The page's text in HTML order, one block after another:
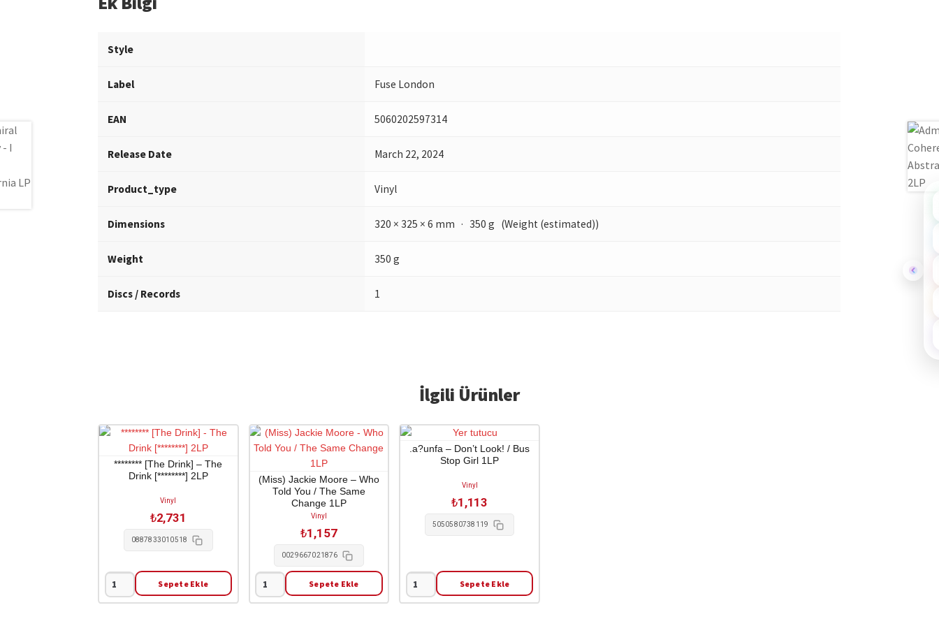
Style
Label Fuse London
EAN 5060202597314
Release Date March 22, 2024
Product_type Vinyl
Dimensions 320 × 325 × 6 mm · 350 g (Weight (estimated))
Weight 350 g
Discs / Records 1
İlgili Ürünler
******** [The Drink] – The
Drink [********] 2LP
Vinyl
₺2,731
0887833010518
********
[The
Sepete Ekle
(Miss) Jackie Moore – Who
Told You / The Same
Change 1LP
Vinyl
₺1,157
0029667021876
(Miss)
Jackie
Sepete Ekle
.a?unfa – Don’t Look! / Bus
Stop Girl 1LP
Vinyl
₺1,113
5050580738119
.a?
unfa
Sepete Ekle